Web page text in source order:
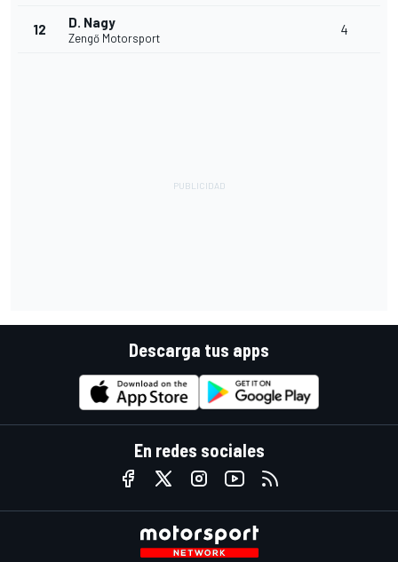
12 D. Nagy
Zengő Motorsport
4
Descarga tus apps
En redes sociales